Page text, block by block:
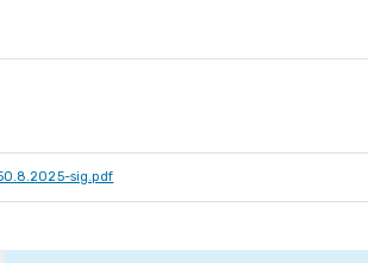
sig.pdf